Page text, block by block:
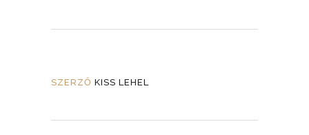
SZERZŐ KISS LEHEL